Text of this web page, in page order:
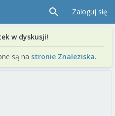
Zaloguj się
w dyskusji!
są na stronie Znaleziska.